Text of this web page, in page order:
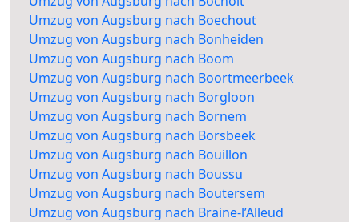
Umzug von Augsburg nach Boechout
Umzug von Augsburg nach Bonheiden
Umzug von Augsburg nach Boom
Umzug von Augsburg nach Boortmeerbeek
Umzug von Augsburg nach Borgloon
Umzug von Augsburg nach Bornem
Umzug von Augsburg nach Borsbeek
Umzug von Augsburg nach Bouillon
Umzug von Augsburg nach Boussu
Umzug von Augsburg nach Boutersem
Umzug von Augsburg nach Braine-l’Alleud